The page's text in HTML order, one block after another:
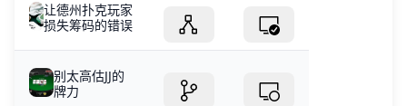
让德州扑克玩家
损失筹码的错误
别太高估JJ的
牌力